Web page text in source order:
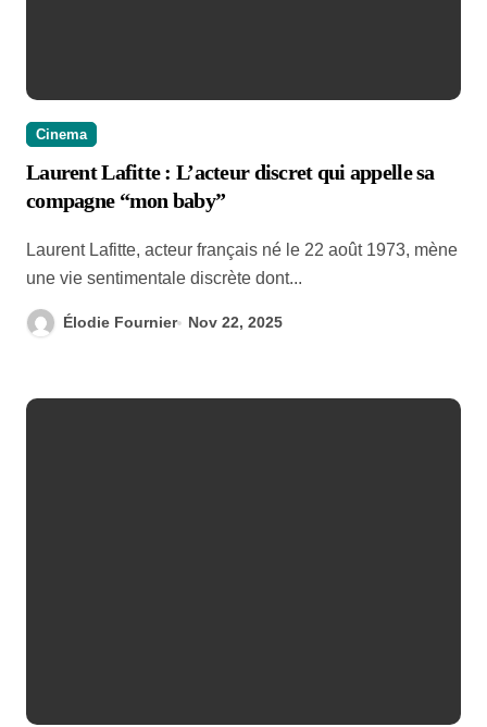
Cinema
Laurent Lafitte : L’acteur discret qui appelle sa
compagne “mon baby”
Laurent Lafitte, acteur français né le 22 août 1973, mène
une vie sentimentale discrète dont...
Élodie Fournier Nov 22, 2025